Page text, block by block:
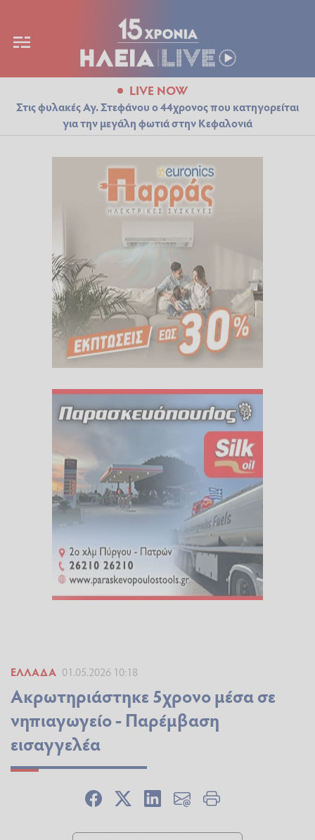
LIVE NOW
Στις φυλακές Αγ. Στεφάνου ο 44χρονος που κατηγορείται
για την μεγάλη φωτιά στην Κεφαλονιά
ΕΛΛΆΔΑ 01.05.2026 10:18
Ακρωτηριάστηκε 5χρονο μέσα σε
νηπιαγωγείο - Παρέμβαση
εισαγγελέα